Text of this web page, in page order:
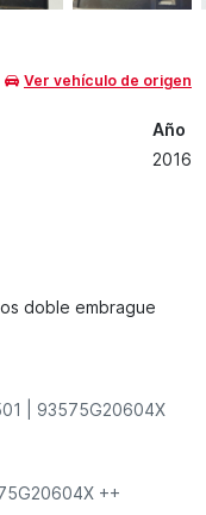
Ver vehículo de origen
Año
2016
doble embrague
| 93575G20604X
++